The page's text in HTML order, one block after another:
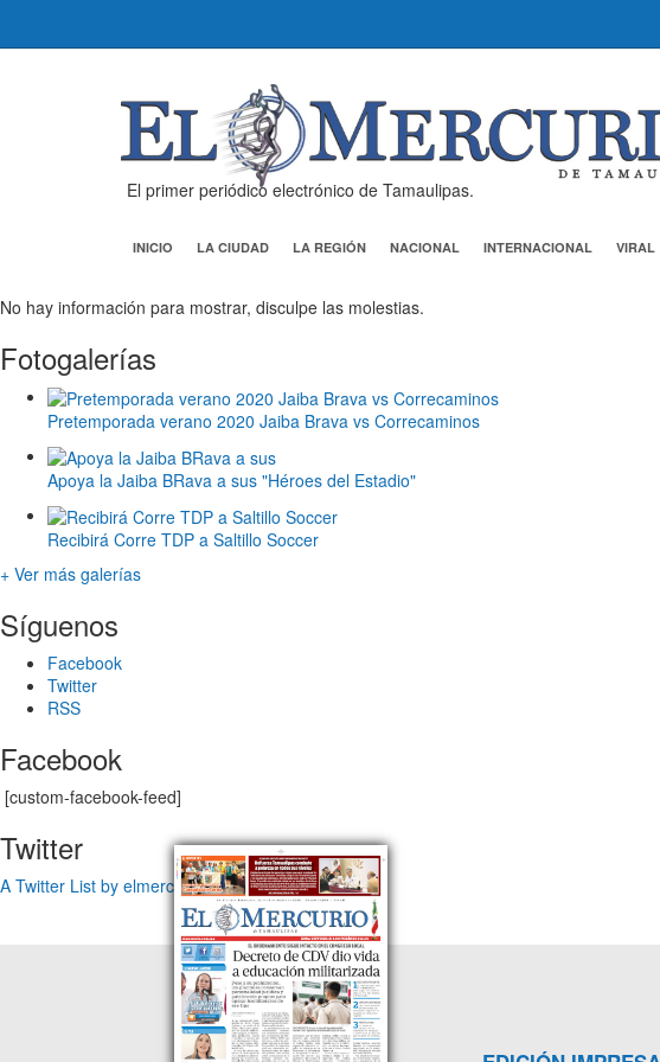
El primer periódico electrónico de Tamaulipas.
INICIO LA CIUDAD LA REGIÓN NACIONAL INTERNACIONAL VIRAL
No hay información para mostrar, disculpe las molestias.
Fotogalerías
Pretemporada verano 2020 Jaiba Brava vs Correcaminos
Apoya la Jaiba BRava a sus "Héroes del Estadio"
Recibirá Corre TDP a Saltillo Soccer
+ Ver más galerías
Síguenos
Facebook
Twitter
RSS
Facebook
[custom-facebook-feed]
Twitter
A Twitter List by elmercuriotam